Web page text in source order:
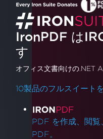
IronPDF は
す
オフィス文書向けの.NET
10製品のフルスイート
製品リンク
PDF を作成、閲
PDF。